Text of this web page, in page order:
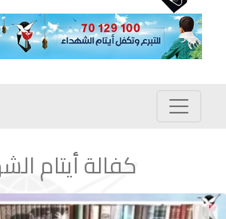
كفالة أيتام